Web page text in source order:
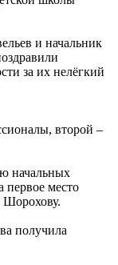
и начальник
за их нелёгкий
второй –
начальных
первое место
Шорохову.
получила